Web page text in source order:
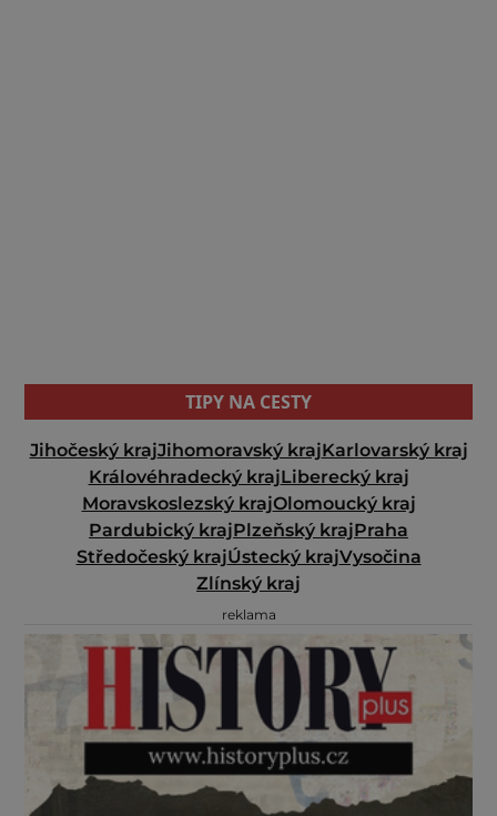
TIPY NA CESTY
Jihočeský krajJihomoravský krajKarlovarský kraj
Královéhradecký krajLiberecký kraj
Moravskoslezský krajOlomoucký kraj
Pardubický krajPlzeňský krajPraha
Středočeský krajÚstecký krajVysočina
Zlínský kraj
reklama